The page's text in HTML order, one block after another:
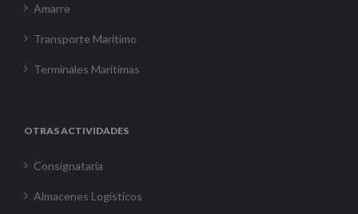
Amarre
Transporte Marítimo
Terminales Marítimas
OTRAS ACTIVIDADES
Consignataria
Almacenes Logísticos